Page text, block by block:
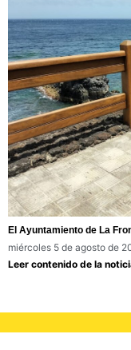
El Ayuntamiento de La
miércoles 5 de agosto de
Leer contenido de la